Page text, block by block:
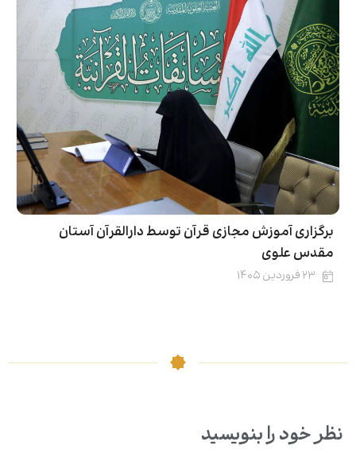
برگزاری آموزش مجازی قرآن توسط دارالقرآن آستان
مقدس علوی
۲۳ فروردین ۱۴۰۵
نظر خود را بنویسید